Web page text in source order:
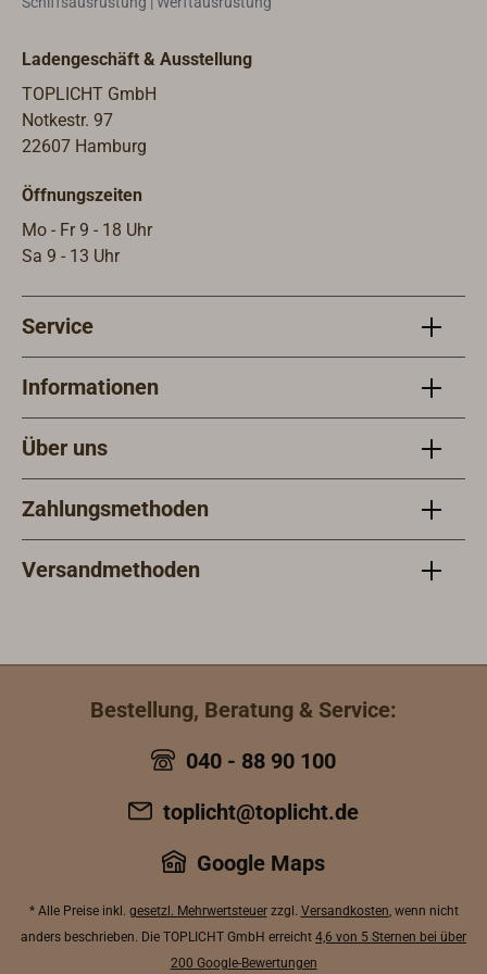
Ausstattungsmerk
sind:Doppelschalen
bauweise bei den
Luftschläuchen
(Außenschlauch
Gewebe,
Innenschlauch PP-
Folie),sichere
durch
bleibeschwerte
nstiegshilfe,Regen
Dach,patentierter
Zündkopf mit
Servounterstützung
Notausrüstung,vak
längere
Wartung nur alle 3
Wartung möglich
geschulte
Vertragspartner.
Bei Einhaltung der
können die Inseln
Flagge aufgerollt
festhält.Technische
Versandkosten)Ges
ausgezogen: 3,50
ker
Ladengeschäft & Ausstellung
TOPLICHT GmbH
Notkestr. 97
22607 Hamburg
Öffnungszeiten
Mo - Fr 9 - 18 Uhr
Sa 9 - 13 Uhr
Service
Informationen
Über uns
Zahlungsmethoden
Versandmethoden
Bestellung, Beratung & Service:
040 - 88 90 100
toplicht@toplicht.de
Google Maps
* Alle Preise inkl. gesetzl. Mehrwertsteuerzzgl. Versandkosten, wenn nicht
anders beschrieben. Die TOPLICHT GmbH erreicht 4,6 von 5 Sternen bei über
200 Google-Bewertungen